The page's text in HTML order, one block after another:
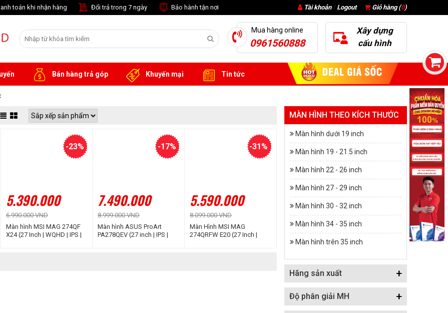
toán khi nhận hàng Đổi trả trong 7 ngày Bảo hành tận nơi Giỏ hàng (0)
Tài khoản/ Logout
Mua hàng online
0961560888
Xây dựng
cấu hình
Bán hàng trả góp Khuyến mại Tin tức
5.390.000
6.990.000 VND
-23%
Màn hình MSI MAG 274QF
X24 (27 Inch | WQHD | IPS |
7.490.000
8.999.000 VND
-17%
Màn hình ASUS ProArt
PA278QEV (27 inch | IPS |
5.590.000
8.099.000 VND
-31%
Màn Hình MSI MAG
274QRFW E20 (27 Inch |
MÀN HÌNH THEO KÍCH THƯỚC
Màn hình dưới 19 inch
Màn hình 19 - 21.5 inch
Màn hình 22 - 26 inch
Màn hình 27 - 29 inch
Màn hình 30 - 32 inch
Màn hình 34 - 35 inch
Màn hình trên 35 inch
Hãng sản xuất +
Độ phân giải MH +